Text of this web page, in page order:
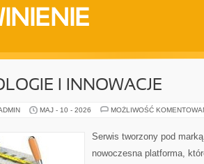
I INNOWACJE
MAJ - 10 - 2026 MOŻLIWOŚĆ
Serwis tworzony pod
nowoczesna platforma,